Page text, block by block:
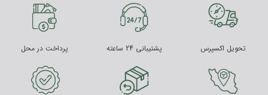
تحویل اکسپرس پشتیبانی 24 ساعته پرداخت در محل